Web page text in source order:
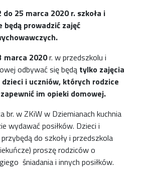
25 marca 2020 r. szkoła i
będą prowadzić zajęć
marca 2020r. w przedszkolu i
odbywać się będą tylko zajęcia
i uczniów, których rodzice
im opieki domowej.
br. w ZKiW w Dziemianach kuchnia
wydawać posiłków. Dzieci i
do szkoły i przedszkola
proszę rodziców o
śniadania i innych posiłków.